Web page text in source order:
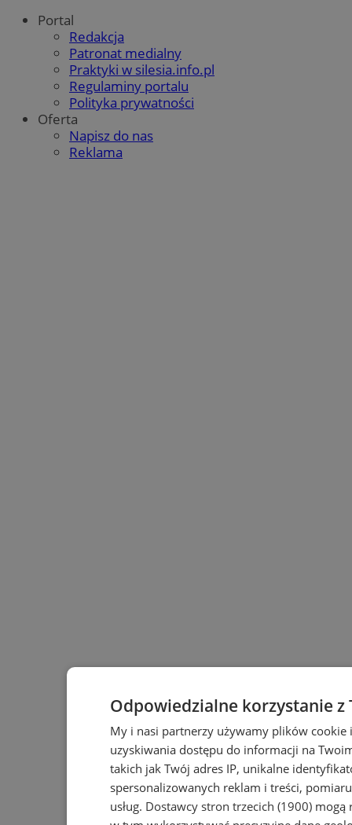
Portal
Redakcja
Patronat medialny
Praktyki w silesia.info.pl
Regulaminy portalu
Polityka prywatności
Oferta
Napisz do nas
Reklama
Odpowiedzialne korzystanie z
My i nasi partnerzy używamy plików
uzyskiwania dostępu do informacji na
takich jak Twój adres IP, unikalne
spersonalizowanych reklam i treści,
usług. Dostawcy stron trzecich (1900) mogą